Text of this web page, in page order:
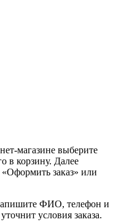
магазине выберите
в корзину. Далее
заказ» или
ФИО, телефон и
условия заказа.